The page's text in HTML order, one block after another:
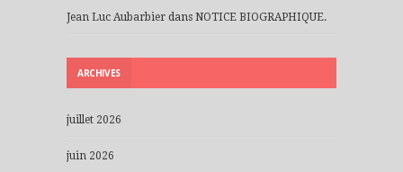
Jean Luc Aubarbier dans NOTICE BIOGRAPHIQUE.
ARCHIVES
juillet 2026
juin 2026